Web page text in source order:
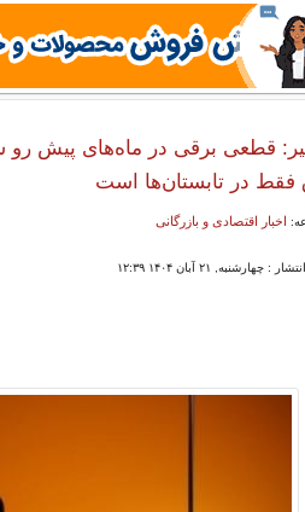
فقط در تابستان‌ها است
اخبار اقتصادی و بازرگانی
: چهارشنبه, ۲۱ آبان ۱۴۰۴ ۱۲:۳۹